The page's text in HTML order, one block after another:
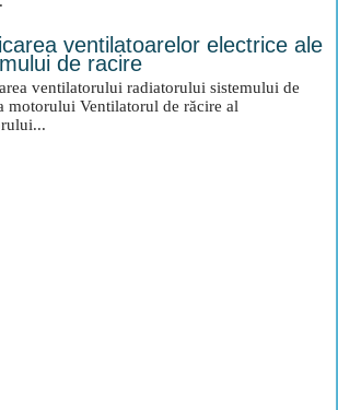
ventilatoarelor electrice ale
de racire
ventilatorului radiatorului sistemului de
motorului Ventilatorul de răcire al